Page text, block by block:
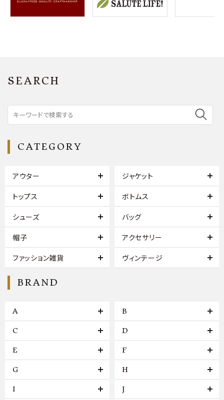
SEARCH
CATEGORY
アウター ジャケット
トップス ボトムス
シューズ バッグ
帽子 アクセサリー
ファッション雑貨 ヴィンテージ
BRAND
A B
C D
E F
G H
I J